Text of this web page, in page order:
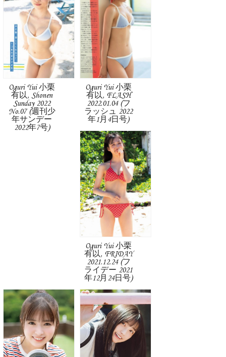
Oguri Yui 小栗
有以, Shonen
Sunday 2022
No.07 (週刊少
年サンデー
2022年7号)
Oguri Yui 小栗
有以, FLASH
2022.01.04 (フ
ラッシュ 2022
年1月4日号)
Oguri Yui 小栗
有以, FRIDAY
2021.12.24 (フ
ライデー 2021
年12月24日号)